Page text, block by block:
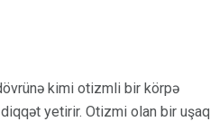
kimi otizmli bir körpə
yetirir. Otizmi olan bir uşaq